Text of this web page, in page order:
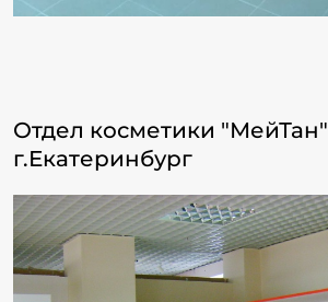
Отдел косметики "МейТан"
г.Екатеринбург